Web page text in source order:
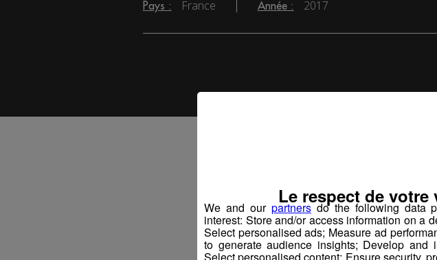
Pays : France Année : 2017
Vous
We and our partnersdo the following data
interest: Store and/or access information on a
Select personalised ads; Measure ad
to generate audience insights; Develop and
Select personalised content; Ensure security,
Le respect de